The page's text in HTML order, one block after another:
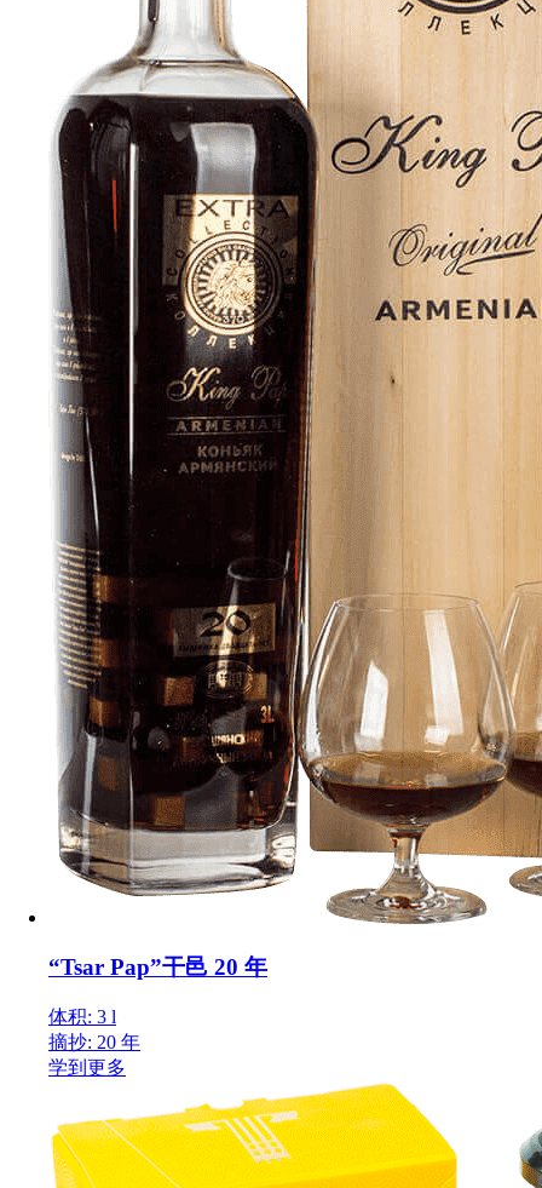
“Tsar Pap”干邑 20 年
体积: 3 l
摘抄: 20 年
学到更多